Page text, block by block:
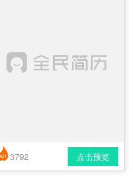
简历风格： 时尚 / 简洁 / 应届生
点击预览
3792